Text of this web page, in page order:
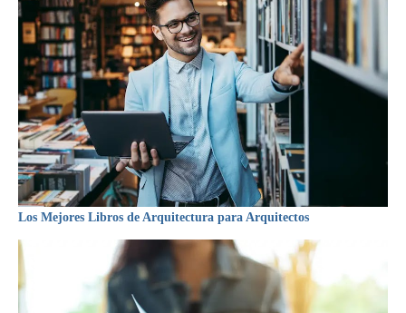
Los Mejores Libros de Arquitectura para Arquitectos